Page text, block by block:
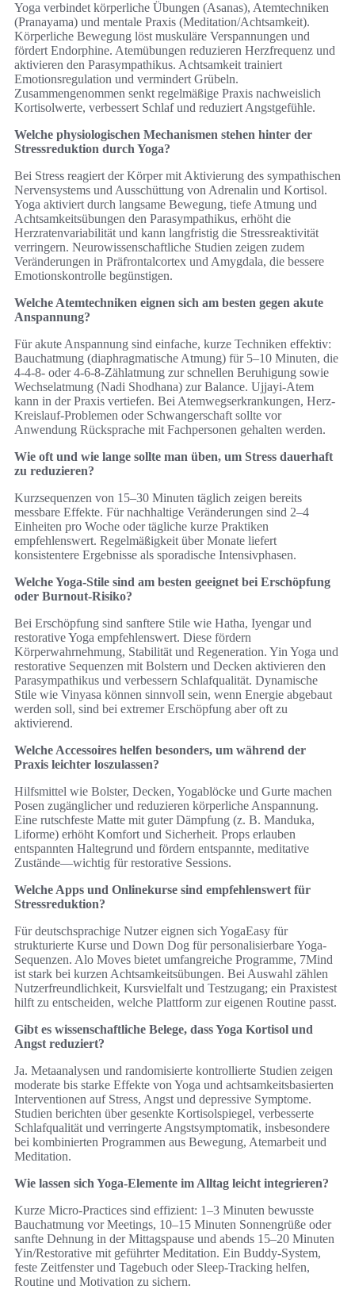
Yoga verbindet körperliche Übungen (Asanas), Atemtechniken
(Pranayama) und mentale Praxis (Meditation/Achtsamkeit).
Körperliche Bewegung löst muskuläre Verspannungen und
fördert Endorphine. Atemübungen reduzieren Herzfrequenz und
aktivieren den Parasympathikus. Achtsamkeit trainiert
Emotionsregulation und vermindert Grübeln.
Zusammengenommen senkt regelmäßige Praxis nachweislich
Kortisolwerte, verbessert Schlaf und reduziert Angstgefühle.
Welche physiologischen Mechanismen stehen hinter der
Stressreduktion durch Yoga?
Bei Stress reagiert der Körper mit Aktivierung des sympathischen
Nervensystems und Ausschüttung von Adrenalin und Kortisol.
Yoga aktiviert durch langsame Bewegung, tiefe Atmung und
Achtsamkeitsübungen den Parasympathikus, erhöht die
Herzratenvariabilität und kann langfristig die Stressreaktivität
verringern. Neurowissenschaftliche Studien zeigen zudem
Veränderungen in Präfrontalcortex und Amygdala, die bessere
Emotionskontrolle begünstigen.
Welche Atemtechniken eignen sich am besten gegen akute
Anspannung?
Für akute Anspannung sind einfache, kurze Techniken effektiv:
Bauchatmung (diaphragmatische Atmung) für 5–10 Minuten, die
4-4-8- oder 4-6-8-Zählatmung zur schnellen Beruhigung sowie
Wechselatmung (Nadi Shodhana) zur Balance. Ujjayi-Atem
kann in der Praxis vertiefen. Bei Atemwegserkrankungen, Herz-
Kreislauf-Problemen oder Schwangerschaft sollte vor
Anwendung Rücksprache mit Fachpersonen gehalten werden.
Wie oft und wie lange sollte man üben, um Stress dauerhaft
zu reduzieren?
Kurzsequenzen von 15–30 Minuten täglich zeigen bereits
messbare Effekte. Für nachhaltige Veränderungen sind 2–4
Einheiten pro Woche oder tägliche kurze Praktiken
empfehlenswert. Regelmäßigkeit über Monate liefert
konsistentere Ergebnisse als sporadische Intensivphasen.
Welche Yoga-Stile sind am besten geeignet bei Erschöpfung
oder Burnout-Risiko?
Bei Erschöpfung sind sanftere Stile wie Hatha, Iyengar und
restorative Yoga empfehlenswert. Diese fördern
Körperwahrnehmung, Stabilität und Regeneration. Yin Yoga und
restorative Sequenzen mit Bolstern und Decken aktivieren den
Parasympathikus und verbessern Schlafqualität. Dynamische
Stile wie Vinyasa können sinnvoll sein, wenn Energie abgebaut
werden soll, sind bei extremer Erschöpfung aber oft zu
aktivierend.
Welche Accessoires helfen besonders, um während der
Praxis leichter loszulassen?
Hilfsmittel wie Bolster, Decken, Yogablöcke und Gurte machen
Posen zugänglicher und reduzieren körperliche Anspannung.
Eine rutschfeste Matte mit guter Dämpfung (z. B. Manduka,
Liforme) erhöht Komfort und Sicherheit. Props erlauben
entspannten Haltegrund und fördern entspannte, meditative
Zustände—wichtig für restorative Sessions.
Welche Apps und Onlinekurse sind empfehlenswert für
Stressreduktion?
Für deutschsprachige Nutzer eignen sich YogaEasy für
strukturierte Kurse und Down Dog für personalisierbare Yoga-
Sequenzen. Alo Moves bietet umfangreiche Programme, 7Mind
ist stark bei kurzen Achtsamkeitsübungen. Bei Auswahl zählen
Nutzerfreundlichkeit, Kursvielfalt und Testzugang; ein Praxistest
hilft zu entscheiden, welche Plattform zur eigenen Routine passt.
Gibt es wissenschaftliche Belege, dass Yoga Kortisol und
Angst reduziert?
Ja. Metaanalysen und randomisierte kontrollierte Studien zeigen
moderate bis starke Effekte von Yoga und achtsamkeitsbasierten
Interventionen auf Stress, Angst und depressive Symptome.
Studien berichten über gesenkte Kortisolspiegel, verbesserte
Schlafqualität und verringerte Angstsymptomatik, insbesondere
bei kombinierten Programmen aus Bewegung, Atemarbeit und
Meditation.
Wie lassen sich Yoga-Elemente im Alltag leicht integrieren?
Kurze Micro-Practices sind effizient: 1–3 Minuten bewusste
Bauchatmung vor Meetings, 10–15 Minuten Sonnengrüße oder
sanfte Dehnung in der Mittagspause und abends 15–20 Minuten
Yin/Restorative mit geführter Meditation. Ein Buddy-System,
feste Zeitfenster und Tagebuch oder Sleep-Tracking helfen,
Routine und Motivation zu sichern.